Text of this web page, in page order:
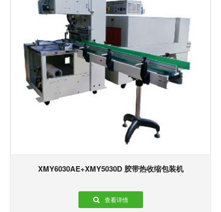
XMY6030AE+XMY5030D 胶带热收缩包装机
查看详情